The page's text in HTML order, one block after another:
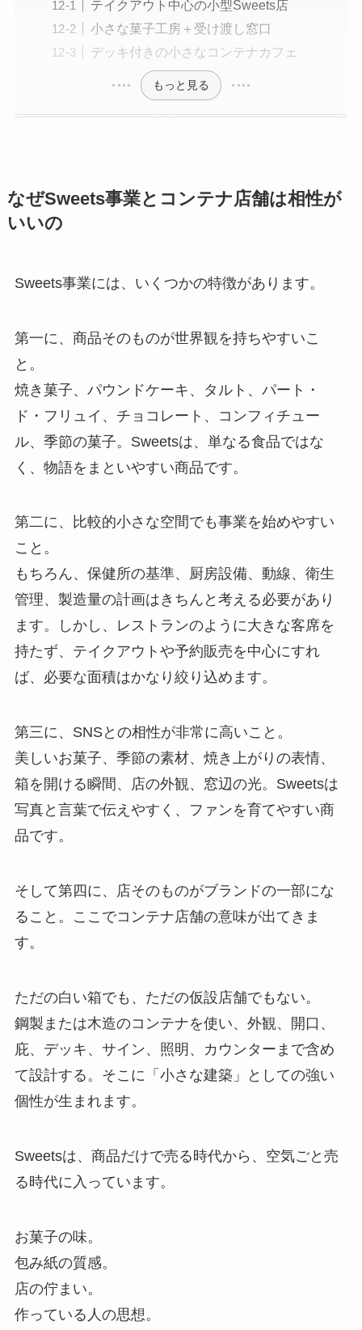
テイクアウト中心の小型Sweets店
小さな菓子工房＋受け渡し窓口
デッキ付きの小さなコンテナカフェ
もっと見る
なぜSweets事業とコンテナ店舗は相性が
いいの
Sweets事業には、いくつかの特徴があります。
第一に、商品そのものが世界観を持ちやすいこ
と。
焼き菓子、パウンドケーキ、タルト、パート・
ド・フリュイ、チョコレート、コンフィチュー
ル、季節の菓子。Sweetsは、単なる食品ではな
く、物語をまといやすい商品です。
第二に、比較的小さな空間でも事業を始めやすい
こと。
もちろん、保健所の基準、厨房設備、動線、衛生
管理、製造量の計画はきちんと考える必要があり
ます。しかし、レストランのように大きな客席を
持たず、テイクアウトや予約販売を中心にすれ
ば、必要な面積はかなり絞り込めます。
第三に、SNSとの相性が非常に高いこと。
美しいお菓子、季節の素材、焼き上がりの表情、
箱を開ける瞬間、店の外観、窓辺の光。Sweetsは
写真と言葉で伝えやすく、ファンを育てやすい商
品です。
そして第四に、店そのものがブランドの一部にな
ること。ここでコンテナ店舗の意味が出てきま
す。
ただの白い箱でも、ただの仮設店舗でもない。
鋼製または木造のコンテナを使い、外観、開口、
庇、デッキ、サイン、照明、カウンターまで含め
て設計する。そこに「小さな建築」としての強い
個性が生まれます。
Sweetsは、商品だけで売る時代から、空気ごと売
る時代に入っています。
お菓子の味。
包み紙の質感。
店の佇まい。
作っている人の思想。